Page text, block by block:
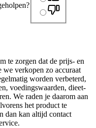
te zorgen dat de prijs- en
verkopen zo accuraat
worden verbeterd,
voedingswaarden, dieet-
We raden je daarom aan
het product te
dan kan altijd contact